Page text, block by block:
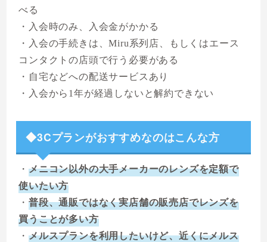
べる
・入会時のみ、入会金がかかる
・入会の手続きは、Miru系列店、もしくはエース
コンタクトの店頭で行う必要がある
・自宅などへの配送サービスあり
・入会から1年が経過しないと解約できない
◆3Cプランがおすすめなのはこんな方
・ メニコン以外の大手メーカーのレンズを定額で
使いたい方
・ 普段、通販ではなく実店舗の販売店でレンズを
買うことが多い方
・ メルスプランを利用したいけど、近くにメルス